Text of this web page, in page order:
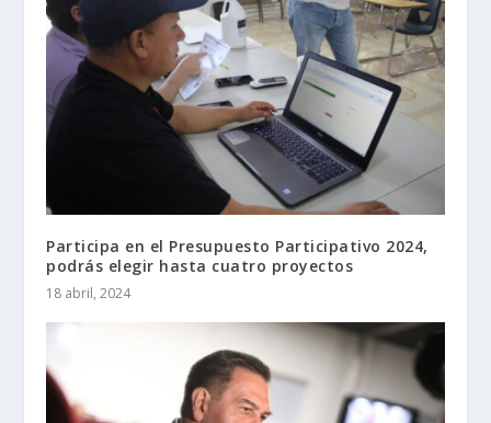
Participa en el Presupuesto Participativo 2024,
podrás elegir hasta cuatro proyectos
18 abril, 2024